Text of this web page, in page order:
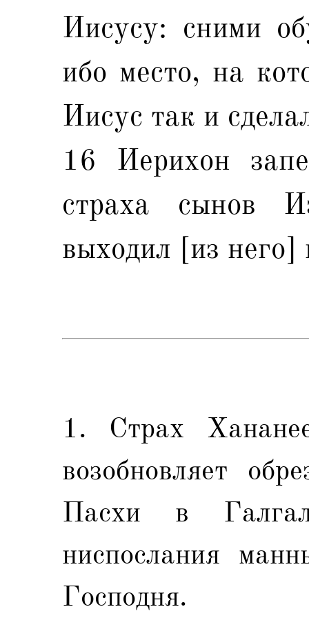
Иисусу: сними
ибо место, на
Иисус так и
16 Иерихон
страха сынов
выходил [из него]
1. Страх
возобновляет
Пасхи в
ниспослания
Господня.